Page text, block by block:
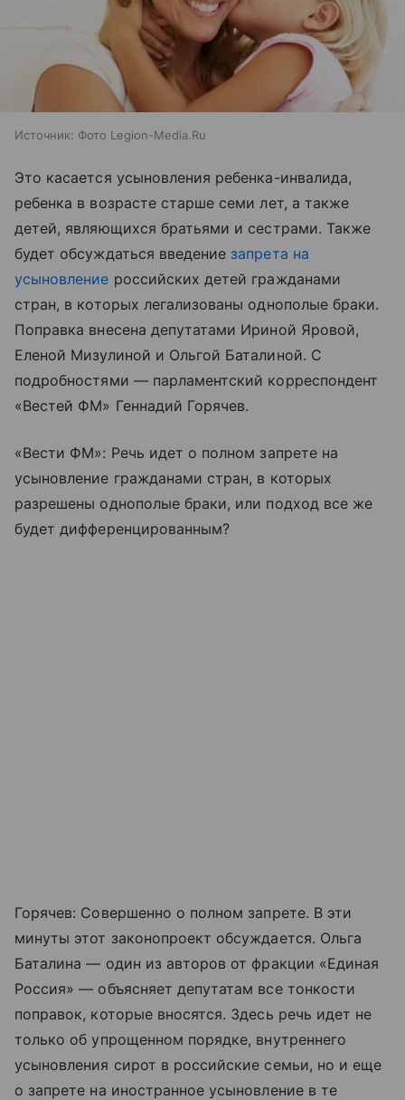
Источник: Фото Legion-Media.Ru
Это касается усыновления ребенка-инвалида,
ребенка в возрасте старше семи лет, а также
детей, являющихся братьями и сестрами. Также
будет обсуждаться введение запрета на
усыновление российских детей гражданами
стран, в которых легализованы однополые браки.
Поправка внесена депутатами Ириной Яровой,
Еленой Мизулиной и Ольгой Баталиной. С
подробностями — парламентский корреспондент
«Вестей ФМ» Геннадий Горячев.
«Вести ФМ»: Речь идет о полном запрете на
усыновление гражданами стран, в которых
разрешены однополые браки, или подход все же
будет дифференцированным?
Горячев: Совершенно о полном запрете. В эти
минуты этот законопроект обсуждается. Ольга
Баталина — один из авторов от фракции «Единая
Россия» — объясняет депутатам все тонкости
поправок, которые вносятся. Здесь речь идет не
только об упрощенном порядке, внутреннего
усыновления сирот в российские семьи, но и еще
о запрете на иностранное усыновление в те